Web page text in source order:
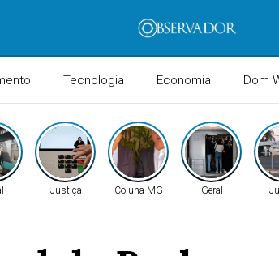
Tecnologia Economia Dom
Justiça Coluna MG Geral